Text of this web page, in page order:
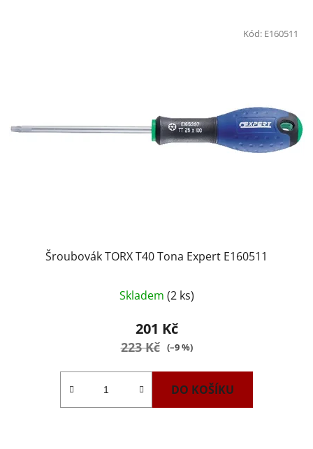
Šroubovák TORX T40 Tona Expert E160511
Skladem (2 ks)
201 Kč
223 Kč (–9 %)
DO KOŠÍKU
Kód: E160511